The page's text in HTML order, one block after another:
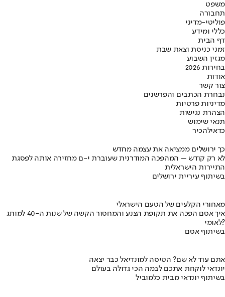
משפט
תחבורה
פוליטי-מדיני
כללי ומידע
דף הבית
זמני כניסת וצאת שבת
מגזין השבוע
בחירות 2026
אודות
צור קשר
נבחרת הכתבים והפרשנים
מדיניות פרטיות
הצהרת נגישות
תנאי שימוש
כדאילהכיר
כך ירושלים ממציאה את עצמה מחדש
לא רק קודש – המהפכה המודרנית שעוברת י-ם מחזירה אותה לפסגת
התיירות הישראלית
בשיתוף עיריית ירושלים
מאחורי הקלעים של הטעם הישראלי
איך אסם הפכה את תקופת הצנע והמחסור הקשה של שנות ה-40 למותג
לאומי?
בשיתוף אסם
אתם עוד לא שם? הטיסה למונדיאל כבר יצאה
יונדאי לוקחת אתכם לבמה הכי גדולה בעולם
בשיתוף יונדאי מבית כלמוביל